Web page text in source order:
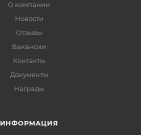
О компании
Новости
Отзывы
Вакансии
Контакты
Документы
Награды
ИНФОРМАЦИЯ